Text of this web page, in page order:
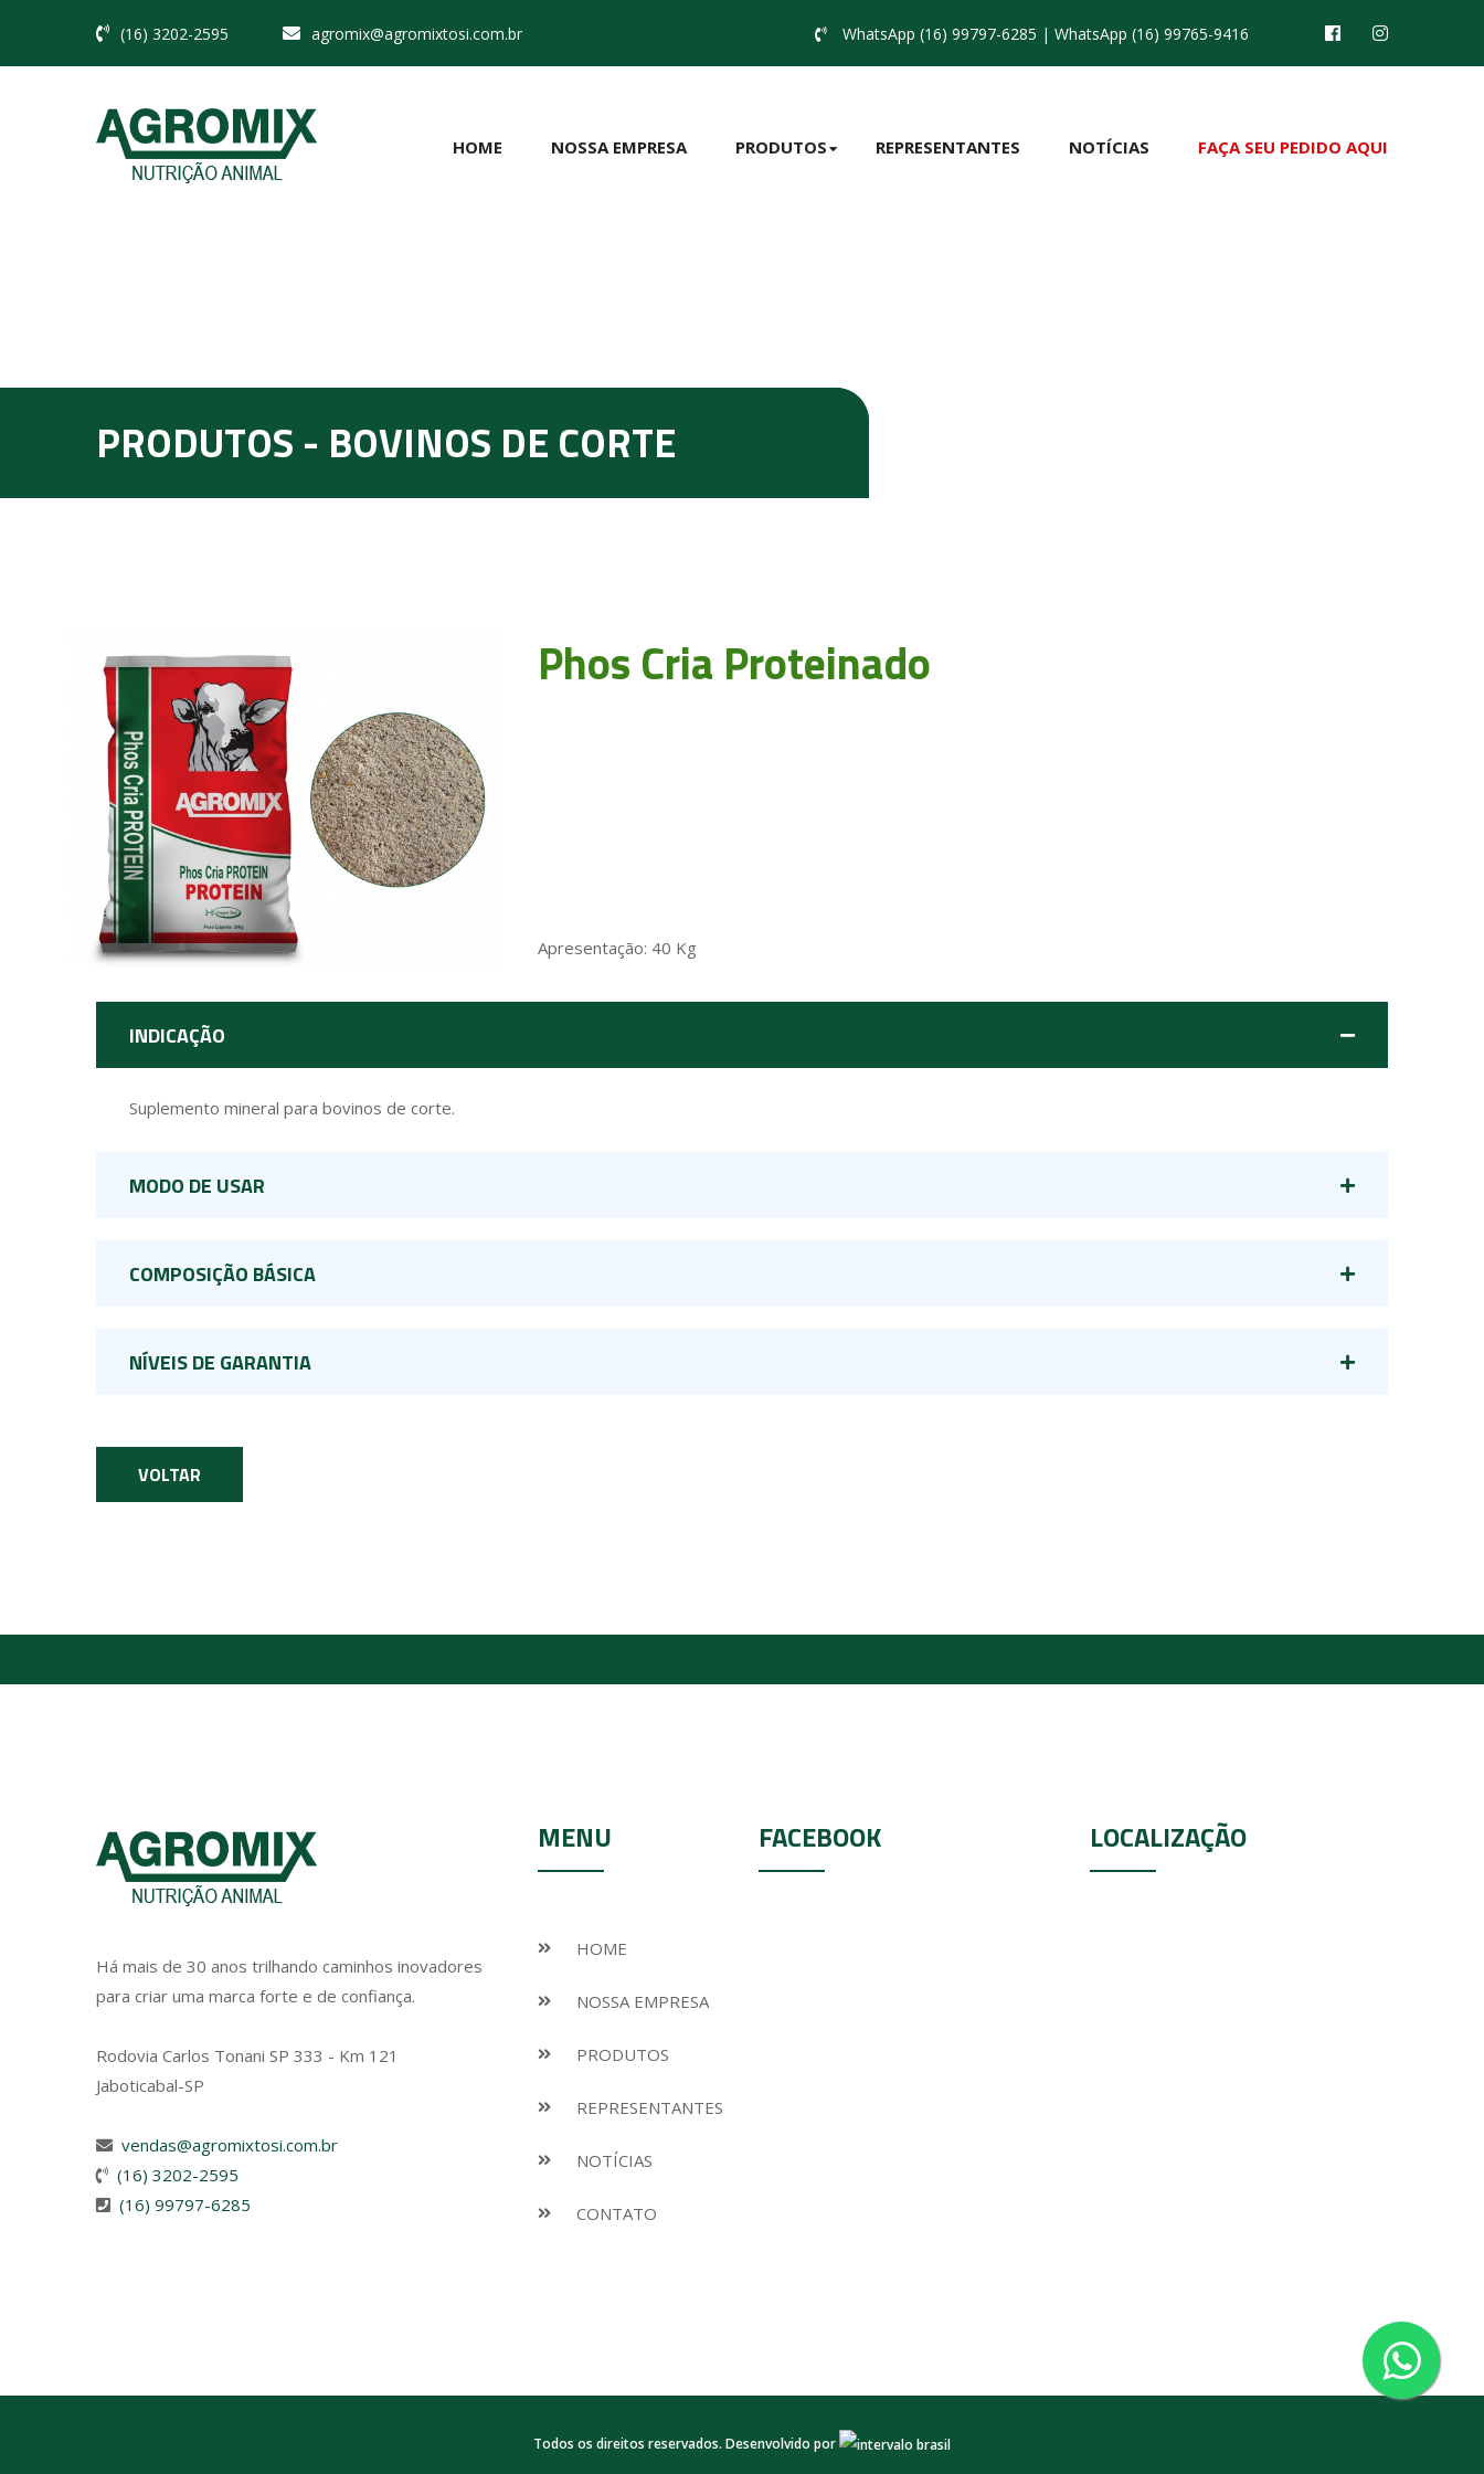
(16) 3202-2595 agromix@agromixtosi.com.br WhatsApp (16) 99797-6285 | WhatsApp (16) 99765-9416
HOME NOSSA EMPRESA PRODUTOS REPRESENTANTES NOTÍCIAS FAÇA SEU PEDIDO AQUI
PRODUTOS - BOVINOS DE CORTE
Phos Cria Proteinado
Apresentação: 40 Kg
INDICAÇÃO
Suplemento mineral para bovinos de corte.
MODO DE USAR
COMPOSIÇÃO BÁSICA
NÍVEIS DE GARANTIA
VOLTAR
Há mais de 30 anos trilhando caminhos inovadores
para criar uma marca forte e de confiança.
Rodovia Carlos Tonani SP 333 - Km 121
Jaboticabal-SP
vendas@agromixtosi.com.br
(16) 3202-2595
(16) 99797-6285
MENU
HOME
NOSSA EMPRESA
PRODUTOS
REPRESENTANTES
NOTÍCIAS
CONTATO
FACEBOOK LOCALIZAÇÃO
Todos os direitos reservados. Desenvolvido por